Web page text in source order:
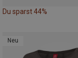
Du sparst 44%
Neu